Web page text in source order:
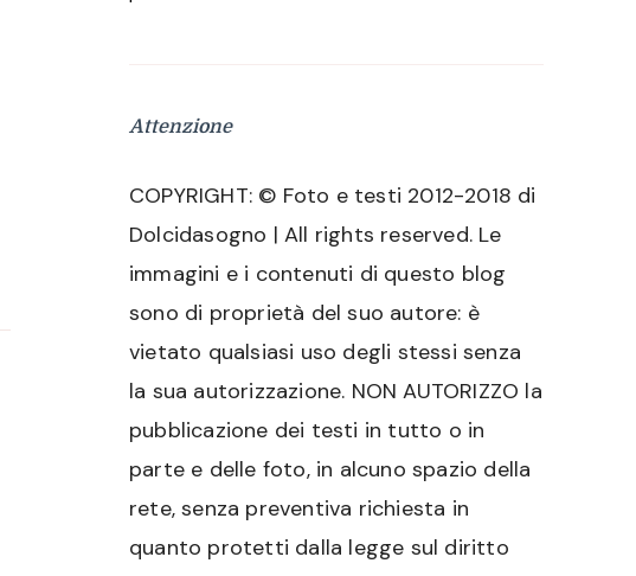
Attenzione
COPYRIGHT: © Foto e testi 2012-2018 di
Dolcidasogno | All rights reserved. Le
immagini e i contenuti di questo blog
sono di proprietà del suo autore: è
vietato qualsiasi uso degli stessi senza
la sua autorizzazione. NON AUTORIZZO la
pubblicazione dei testi in tutto o in
parte e delle foto, in alcuno spazio della
rete, senza preventiva richiesta in
quanto protetti dalla legge sul diritto